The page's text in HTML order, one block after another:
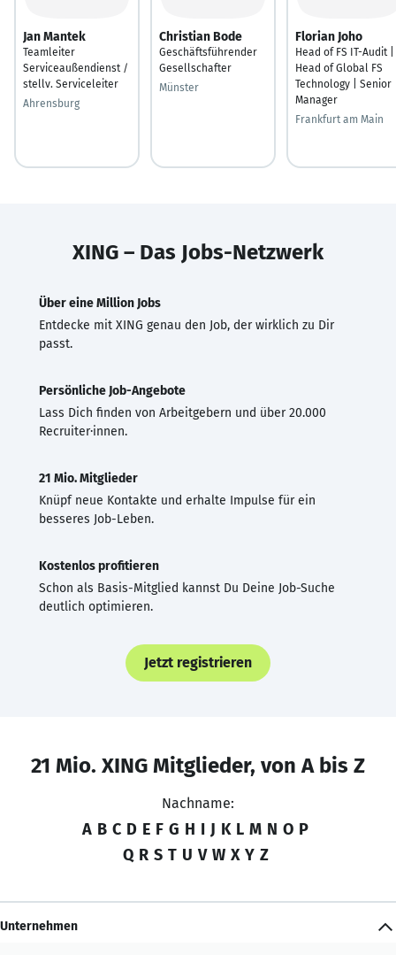
Jan Mantek
Teamleiter
Serviceaußendienst /
stellv. Serviceleiter
Ahrensburg
Christian Bode
Geschäftsführender
Gesellschafter
Münster
Florian Joho
Head of FS IT-Audit |
Head of Global FS
Technology | Senior
Manager
Frankfurt am Main
XING – Das Jobs-Netzwerk
Über eine Million Jobs
Entdecke mit XING genau den Job, der wirklich zu Dir
passt.
Persönliche Job-Angebote
Lass Dich finden von Arbeitgebern und über 20.000
Recruiter·innen.
21 Mio. Mitglieder
Knüpf neue Kontakte und erhalte Impulse für ein
besseres Job-Leben.
Kostenlos profitieren
Schon als Basis-Mitglied kannst Du Deine Job-Suche
deutlich optimieren.
Jetzt registrieren
21 Mio. XING Mitglieder, von A bis Z
Nachname:
A B C D E F G H I J K L M N O P
Q R S T U V W X Y Z
Unternehmen